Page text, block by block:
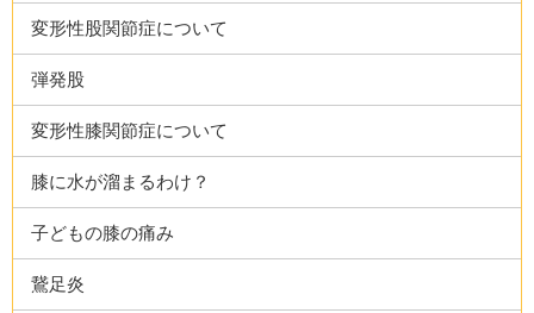
変形性股関節症について
弾発股
変形性膝関節症について
膝に水が溜まるわけ？
子どもの膝の痛み
鵞足炎